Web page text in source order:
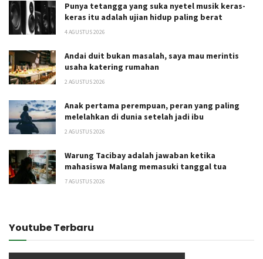
Punya tetangga yang suka nyetel musik keras-
keras itu adalah ujian hidup paling berat
4 AGUSTUS 2026
Andai duit bukan masalah, saya mau merintis
usaha katering rumahan
2 AGUSTUS 2026
Anak pertama perempuan, peran yang paling
melelahkan di dunia setelah jadi ibu
2 AGUSTUS 2026
Warung Tacibay adalah jawaban ketika
mahasiswa Malang memasuki tanggal tua
7 AGUSTUS 2026
Youtube Terbaru